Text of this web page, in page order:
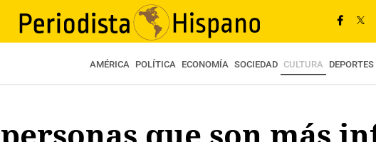
AMÉRICA POLÍTICA ECONOMÍA SOCIEDAD CULTURA DEPORTES